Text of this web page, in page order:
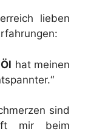
lieben
hat meinen
sind
mir beim